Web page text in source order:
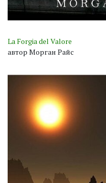
La Forgia del Valore
автор Морган Райс